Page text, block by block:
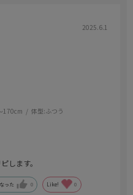
2025.6.1
170cm 体型:ふつう
します。
った 0 Like! 0